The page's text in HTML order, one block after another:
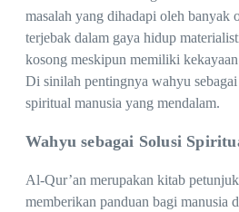
masalah yang dihadapi oleh banyak
terjebak dalam gaya hidup
kosong meskipun memiliki
Di sinilah pentingnya wahyu
spiritual manusia yang mendalam.
Wahyu sebagai Solusi
Al-Qur’an merupakan kitab
memberikan panduan bagi manusia